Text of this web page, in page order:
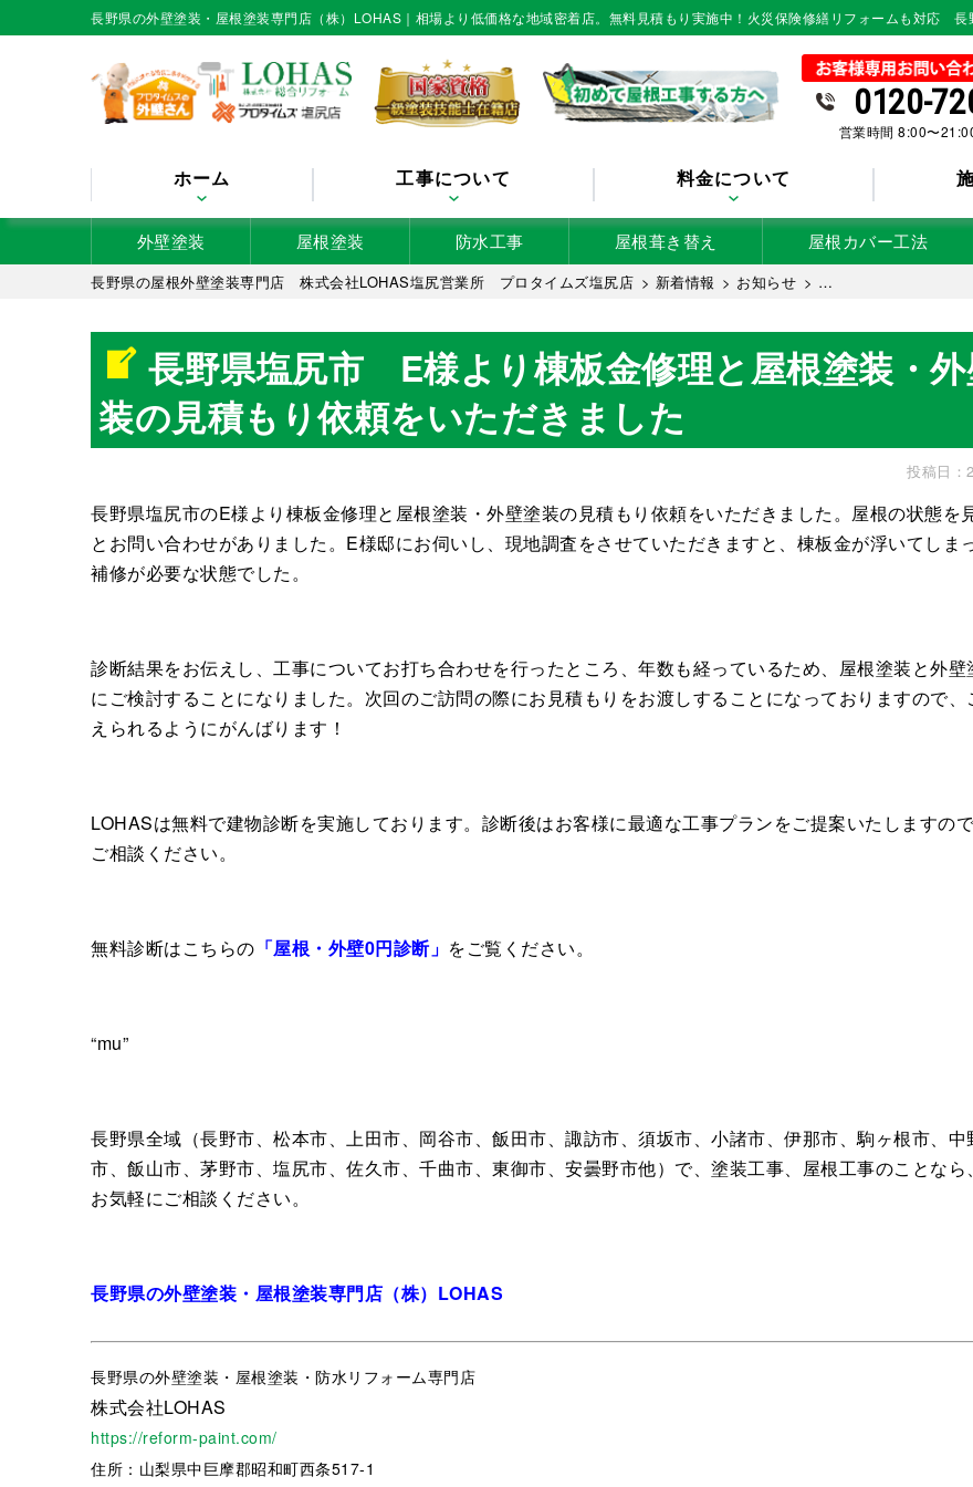
長野県の外壁塗装・屋根塗装専門店（株）LOHAS｜相場より低価格な地域密着店。無料見積もり実施中！火災保険修繕リフォームも対応 長
0120-
営業時間 8:00〜
ホーム 工事について 料金について
外壁塗装 屋根塗装 防水工事 屋根葺き替え 屋根カバー工法
長野県の屋根外壁塗装専門店 株式会社LOHAS塩尻営業所 プロタイムズ塩尻店 > 新着情報 > お知らせ >
長野県塩尻市 E様より棟板金修理と屋根塗装・
装の見積もり依頼をいただきました
投稿日：
長野県塩尻市のE様より棟板金修理と屋根塗装・外壁塗装の見積もり依頼をいただきました。屋根の状態を
とお問い合わせがありました。E様邸にお伺いし、現地調査をさせていただきますと、棟板金が浮いてしま
補修が必要な状態でした。
診断結果をお伝えし、工事についてお打ち合わせを行ったところ、年数も経っているため、屋根塗装と外壁
にご検討することになりました。次回のご訪問の際にお見積もりをお渡しすることになっておりますので、
えられるようにがんばります！
LOHASは無料で建物診断を実施しております。診断後はお客様に最適な工事プランをご提案いたしますの
ご相談ください。
無料診断はこちらの 「屋根・外壁0円診断」 をご覧ください。
“mu”
長野県全域（長野市、松本市、上田市、岡谷市、飯田市、諏訪市、須坂市、小諸市、伊那市、駒ヶ根市、中
市、飯山市、茅野市、塩尻市、佐久市、千曲市、東御市、安曇野市他）で、塗装工事、屋根工事のことなら
お気軽にご相談ください。
長野県の外壁塗装・屋根塗装専門店（株）LOHAS
長野県の外壁塗装・屋根塗装・防水リフォーム専門店
株式会社LOHAS
https://reform-paint.com/
住所：山梨県中巨摩郡昭和町西条517-1